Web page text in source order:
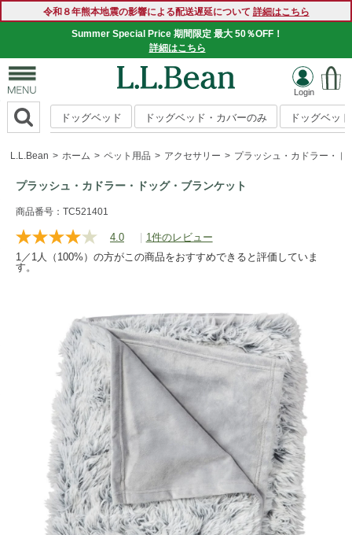
令和８年熊本地震の影響による配送遅延について 詳細はこちら
Summer Special Price 期間限定 最大 50％OFF！
詳細はこちら
ドッグベッド ドッグベッド・カバーのみ ドッグベッ
L.L.Bean ホーム ペット用品 アクセサリー プラッシュ・カドラー・ド
プラッシュ・カドラー・ドッグ・ブランケット
https://www.llbean.co.jp/homegoods/pet/accessories/g/
商品番号：TC521401
4.0
レ
ビ
む.
同
じ
ペ
ー
ジ
ク。
| 1件のレビュー
1／1人（100%）の方がこの商品をおすすめできると評価していま
す。